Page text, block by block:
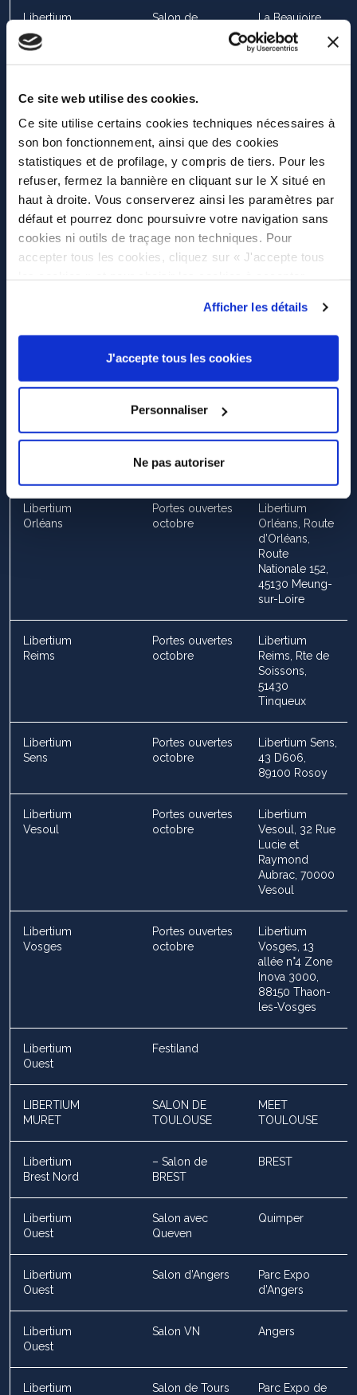
Ce site web utilise des cookies.
Ce site utilise certains cookies techniques nécessaires à
son bon fonctionnement, ainsi que des cookies
statistiques et de profilage, y compris de tiers. Pour les
refuser, fermez la bannière en cliquant sur le X situé en
haut à droite. Vous conserverez ainsi les paramètres par
défaut et pourrez donc poursuivre votre navigation sans
cookies ni outils de traçage non techniques. Pour
accepter tous les cookies, cliquez sur « J'accepte tous
en savoir plus, cliquez ici. En cliquant sur la touche «
J’autorise » vous consentez à l’utilisation des cookies.
Afficher les détails
J'accepte tous les cookies
Personnaliser
Ne pas autoriser
Libertium
Ouest
Salon de
La Beaujoire
LIBERTIUM
Rennes
OUVERTES
LIBERTIM EST PO OCTOBRE CONCESSIONS
Libertium
Alsace
Portes ouvertes
octobre
Libertium
Alsace, 23 Rue
d’Italie, 67230
Nord, 171 Rte
57140 Woippy
Marne-la-
octobre
Marne-la-
Clemenceau,
Libertium
Orléans
Portes ouvertes
octobre
Libertium
Orléans, Route
d’Orléans,
Route
Nationale 152,
45130 Meung-
sur-Loire
Libertium
Reims
Portes ouvertes
octobre
Libertium
Reims, Rte de
Soissons,
51430
Tinqueux
Libertium
Sens
Portes ouvertes
octobre
Libertium Sens,
43 D606,
89100 Rosoy
Libertium
Vesoul
Portes ouvertes
octobre
Libertium
Vesoul, 32 Rue
Lucie et
Raymond
Aubrac, 70000
Vesoul
Libertium
Vosges
Portes ouvertes
octobre
Libertium
Vosges, 13
allée n°4 Zone
Inova 3000,
88150 Thaon-
les-Vosges
Libertium
Ouest
Festiland
LIBERTIUM
MURET
SALON DE
TOULOUSE
MEET
TOULOUSE
Libertium
Brest Nord
– Salon de
BREST
BREST
Libertium
Ouest
Salon avec
Queven
Quimper
Libertium
Ouest
Salon d’Angers
Parc Expo
d’Angers
Libertium
Ouest
Salon VN Angers
Libertium
Salon de Tours
Parc Expo de